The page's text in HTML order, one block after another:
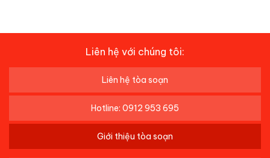
Liên hệ với chúng tôi:
Liên hệ tòa soạn
Hotline: 0912 953 695
Giới thiệu tòa soạn